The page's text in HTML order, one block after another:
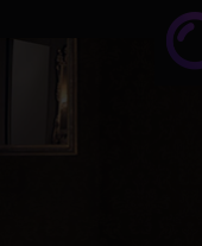
Перейти к основному